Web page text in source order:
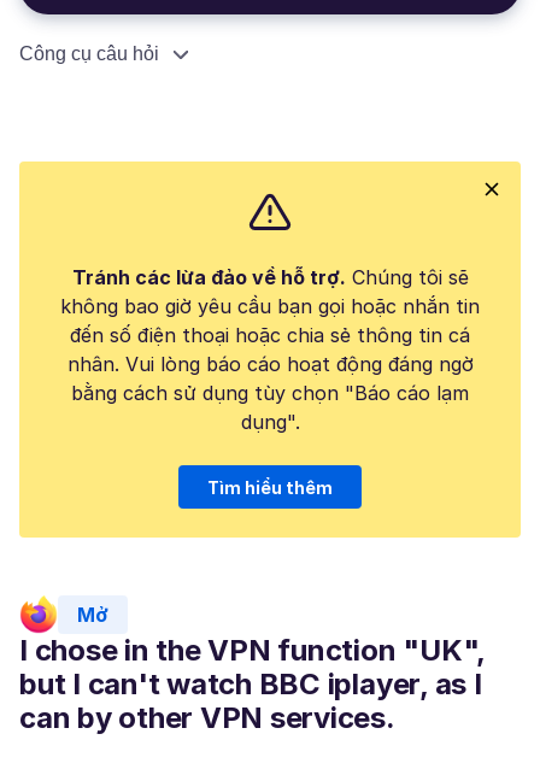
Công cụ câu hỏi
Tránh các lừa đảo về hỗ trợ. Chúng tôi sẽ
không bao giờ yêu cầu bạn gọi hoặc nhắn tin
đến số điện thoại hoặc chia sẻ thông tin cá
nhân. Vui lòng báo cáo hoạt động đáng ngờ
bằng cách sử dụng tùy chọn "Báo cáo lạm
dụng".
Tìm hiểu thêm
Mở
I chose in the VPN function "UK",
but I can't watch BBC iplayer, as I
can by other VPN services.